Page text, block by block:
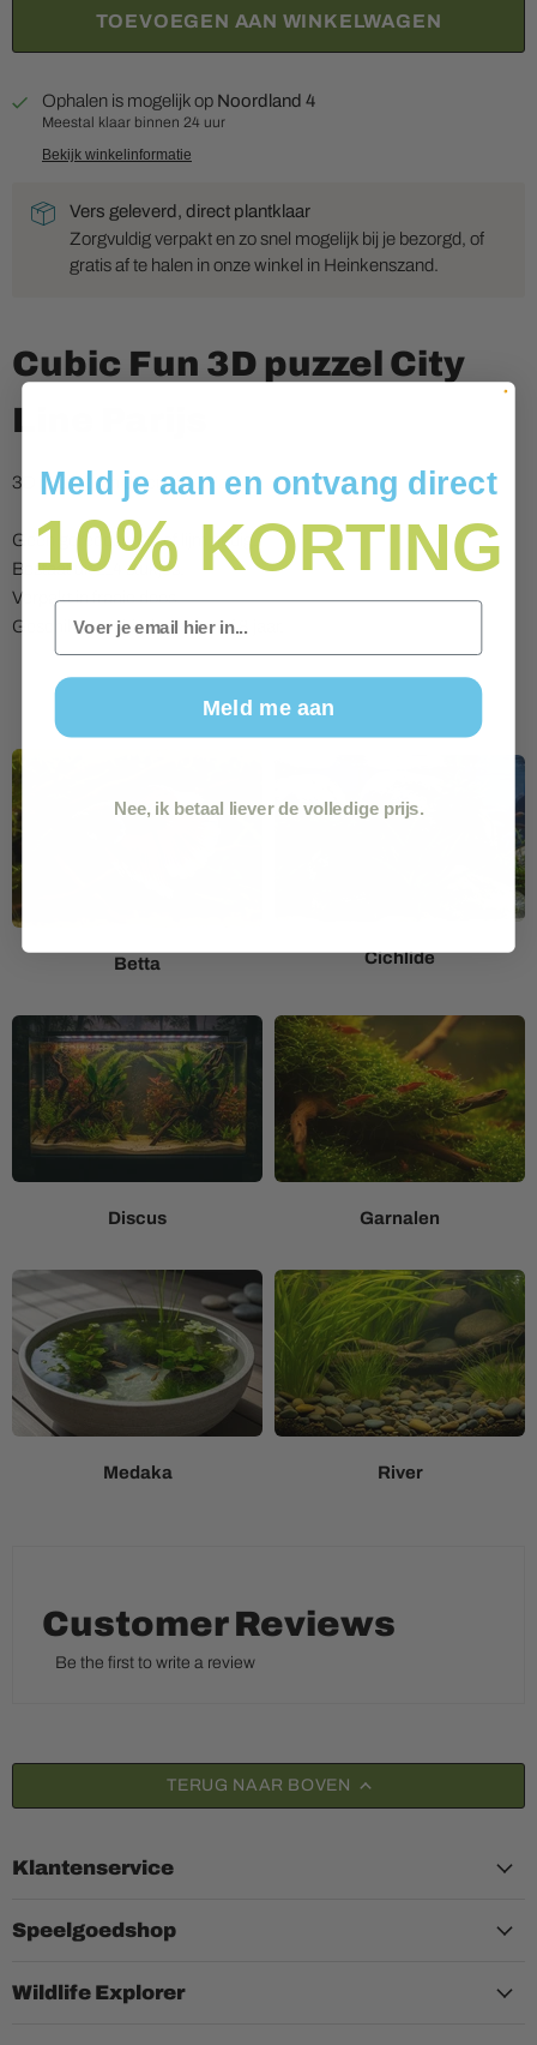
TOEVOEGEN AAN WINKELWAGEN
Ophalen is mogelijk op Noordland 4
Meestal klaar binnen 24 uur
Bekijk winkelinformatie
Vers geleverd, direct plantklaar
Zorgvuldig verpakt en zo snel mogelijk bij je bezorgd, of
gratis af te halen in onze winkel in Heinkenszand.
Cubic Fun 3D puzzel City
Line Parijs
3D puzzel van de city line Parijs.
Geen gereedschap of lijm nodig.
Bestaat uit 114 stukjes.
Verpakt in fraaie doos.
Geschikt voor kinderen vanaf 8 jaar.
Betta Cichlide
Discus Garnalen
Medaka River
Customer Reviews
Be the first to write a review
TERUG NAAR BOVEN
Klantenservice
Speelgoedshop
Wildlife Explorer
Meld je aan en ontvang direct
10% KORTING
Email
Meld me aan
Nee, ik betaal liever de volledige prijs.